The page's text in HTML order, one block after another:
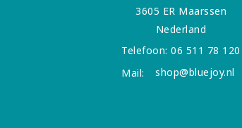
3605 ER Maarssen
Nederland
Telefoon:06 511 78 120
Mail:
shop@bluejoy.nl